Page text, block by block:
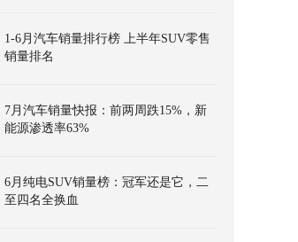
1-6月汽车销量排行榜 上半年SUV零售
销量排名
7月汽车销量快报：前两周跌15%，新
能源渗透率63%
6月纯电SUV销量榜：冠军还是它，二
至四名全换血